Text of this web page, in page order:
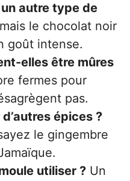
autre type de
le chocolat noir
goût intense.
elles être mûres
fermes pour
pas.
épices ?
le gingembre
utiliser ? Un